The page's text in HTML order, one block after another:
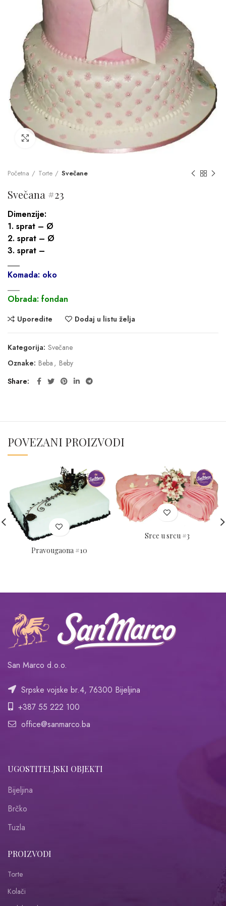
Click to enlarge
Početna Torte Svečane
Svečana #23
Dimenzije:
1. sprat – Ø
2. sprat – Ø
3. sprat –
___
Komada: oko
Obrada: fondan
Uporedite Dodaj u listu želja
Kategorija: Svečane
Oznake: Beba , Beby
Share
POVEZANI PROIZVODI
Pravougaona #10
Srce u srcu #3
San Marco d.o.o.
Srpske vojske br.4, 76300 Bijeljina
+387 55 222 100
office@sanmarco.ba
UGOSTITELJSKI OBJEKTI
Bijeljina
Brčko
Tuzla
PROIZVODI
Torte
Kolači